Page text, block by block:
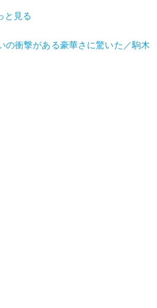
と見る
の衝撃がある豪華さに驚いた／駒木